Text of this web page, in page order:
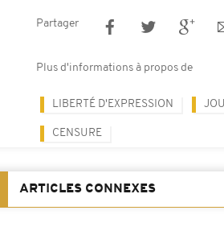
Partager
Plus d'informations à propos de
LIBERTÉ D'EXPRESSION
CENSURE
ARTICLES CONNEXES